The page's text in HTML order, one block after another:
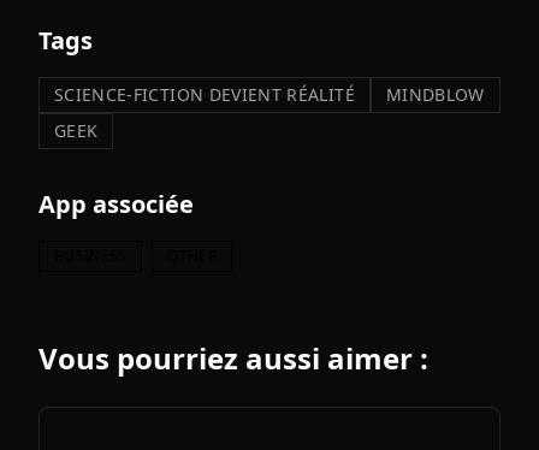
Tags
SCIENCE-FICTION DEVIENT RÉALITÉ
MINDBLOW
GEEK
App associée
Vous pourriez aussi aimer :